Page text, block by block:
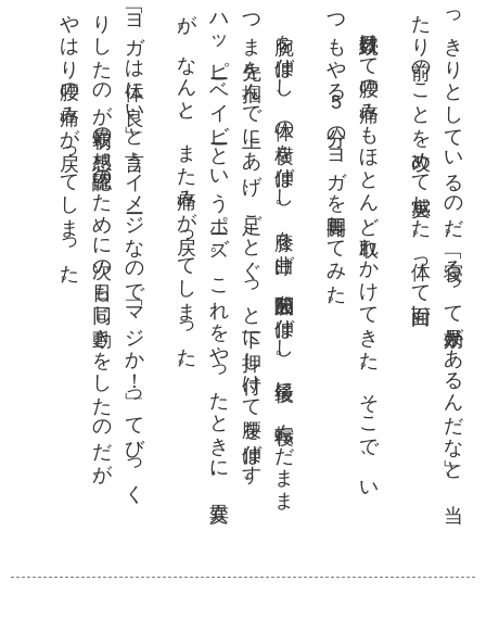
っ
た
。
数日続け
て腰
の痛
み
も
ほ
と
ん
ど取
れ
か
け
て
き
た
。
そ
こ
で
、
い
つも
や
る
5分
の
ヨ
ガ
を再開
し
て
み
た
。
腕を伸
ば
し
、体
の横
を伸
ば
し
。膝
を曲
げ
、股関節
を伸
ば
し
。最後
に
、寝転
ん
だ
ま
ま
つま先
を掴
ん
で上
に
あ
げ
、足
ご
と
ぐ
っ
と下
に押
し付
け
て腰
を伸
ば
す
、
ハッ
ピー
ベ
イ
ビー
と
い
う
ポー
ズ
。
こ
れ
を
や
っ
た
と
き
に
、異変
が。
な
ん
と
、
ま
た痛
み
が戻
っ
て
し
ま
っ
た
。
「ヨ
ガ
は体
に良
い」
と言
う
イ
メー
ジ
な
の
で「
マ
ジ
か
！」
っ
て
び
っ
く
り
し
た
の
が最初
の感想
。確認
の
た
め
に次
の日
も同
じ動
き
を
し
た
の
だ
が
、
や
は
り腰
の痛
み
が戻
っ
て
し
ま
っ
た
。